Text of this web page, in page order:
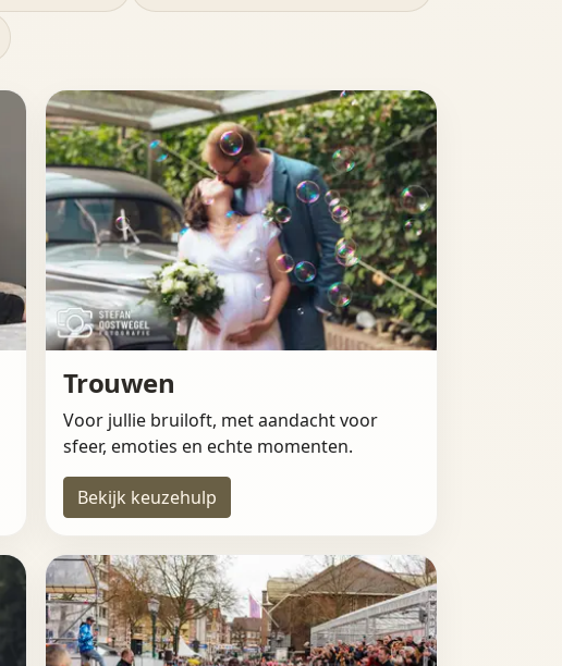
Trouwen
Voor jullie bruiloft, met aandacht voor
sfeer, emoties en echte momenten.
Bekijk keuzehulp